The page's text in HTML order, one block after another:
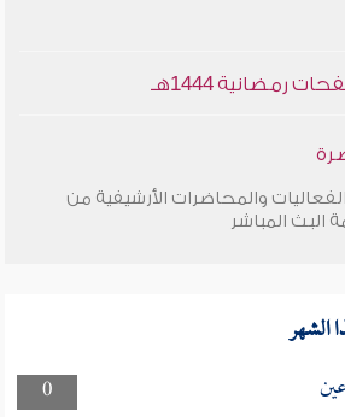
1444هـ
والمحاضرات الأرشيفية من
البث المباشر
الشهر
0